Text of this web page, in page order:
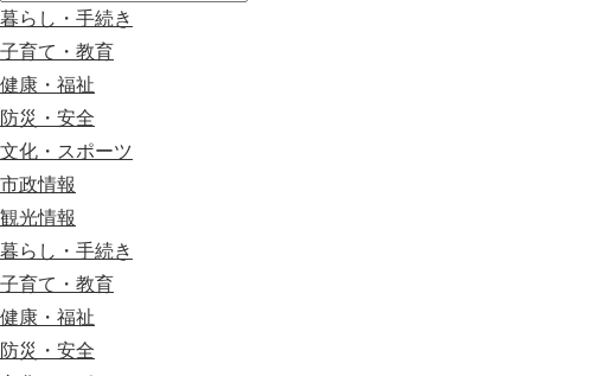
暮らし・手続き
子育て・教育
健康・福祉
防災・安全
文化・スポーツ
市政情報
観光情報
暮らし・手続き
子育て・教育
健康・福祉
防災・安全